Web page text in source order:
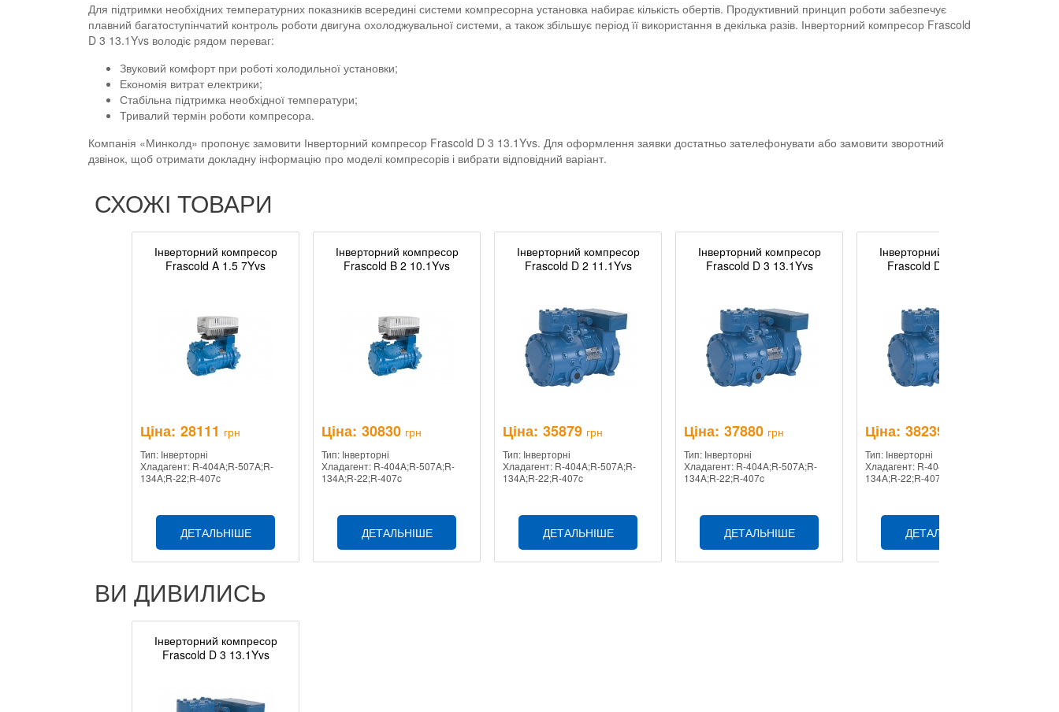
Для підтримки необхідних температурних показників всередині системи компресорна установка набирає кількість обертів. Продуктивний принцип роботи забезпечує
плавний багатоступінчатий контроль роботи двигуна охолоджувальної системи, а також збільшує період її використання в декілька разів. Інверторний компресор Frascold
D 3 13.1Yvs володіє рядом переваг:
Звуковий комфорт при роботі холодильної установки;
Економія витрат електрики;
Стабільна підтримка необхідної температури;
Тривалий термін роботи компресора.
Компанія «Минколд» пропонує замовити Інверторний компресор Frascold D 3 13.1Yvs. Для оформлення заявки достатньо зателефонувати або замовити зворотний
дзвінок, щоб отримати докладну інформацію про моделі компресорів і вибрати відповідний варіант.
СХОЖІ ТОВАРИ
Інверторний компресор
Frascold A 1.5 7Yvs
Ціна: 28111 грн
Тип: Інверторні
Хладагент: R-404A;R-507A;R-
134A;R-22;R-407c
ДЕТАЛЬНІШЕ
Інверторний компресор
Frascold B 2 10.1Yvs
Ціна: 30830 грн
Тип: Інверторні
Хладагент: R-404A;R-507A;R-
134A;R-22;R-407c
ДЕТАЛЬНІШЕ
Інверторний компресор
Frascold D 2 11.1Yvs
Ціна: 35879 грн
Тип: Інверторні
Хладагент: R-404A;R-507A;R-
134A;R-22;R-407c
ДЕТАЛЬНІШЕ
Інверторний компресор
Frascold D 3 13.1Yvs
Ціна: 37880 грн
Тип: Інверторні
Хладагент: R-404A;R-507A;R-
134A;R-22;R-407c
ДЕТАЛЬНІШЕ
Інверторний компресор
Frascold D 4 16.1Yvs
Ціна: 38239
Тип: Інверторні
Хладагент: R-404A;R-507A;R-
134A;R-22;R-407c
ДЕТАЛЬНІШЕ
ВИ ДИВИЛИСЬ
Інверторний компресор
Frascold D 3 13.1Yvs